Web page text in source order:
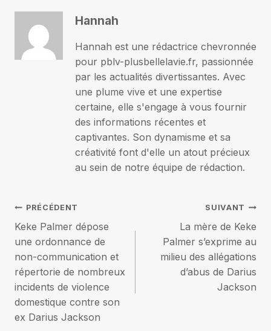
Hannah
Hannah est une rédactrice chevronnée
pour pblv-plusbellelavie.fr, passionnée
par les actualités divertissantes. Avec
une plume vive et une expertise
certaine, elle s'engage à vous fournir
des informations récentes et
captivantes. Son dynamisme et sa
créativité font d'elle un atout précieux
au sein de notre équipe de rédaction.
Navigation
de
l’article
PRÉCÉDENT
Keke Palmer dépose
une ordonnance de
non-communication et
répertorie de nombreux
incidents de violence
domestique contre son
ex Darius Jackson
SUIVANT
La mère de Keke
Palmer s’exprime au
milieu des allégations
d’abus de Darius
Jackson